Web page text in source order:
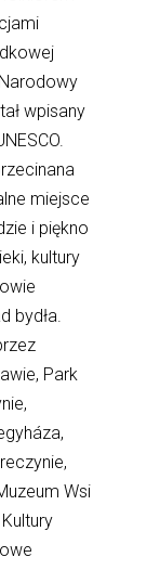
wpisany
miejsce
i piękno
kultury
bydła.
Park
Wsi